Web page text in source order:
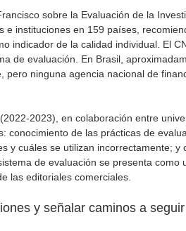
sobre la Evaluación de la
e instituciones en 159 países,
indicador de la calidad individual. El
de evaluación. En Brasil,
pero ninguna agencia nacional de
2023), en colaboración entre
conocimiento de las prácticas de
y cuáles se utilizan incorrectamente; y
de evaluación se presenta como
las editoriales comerciales.
y señalar caminos a seguir